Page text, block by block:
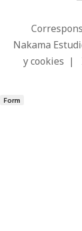
Nakama
y cookies |
Form